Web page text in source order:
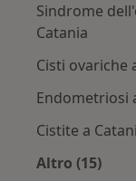
Sindrome
Catania
Cisti ovariche
Endometriosi
Cistite a
Altro (15)